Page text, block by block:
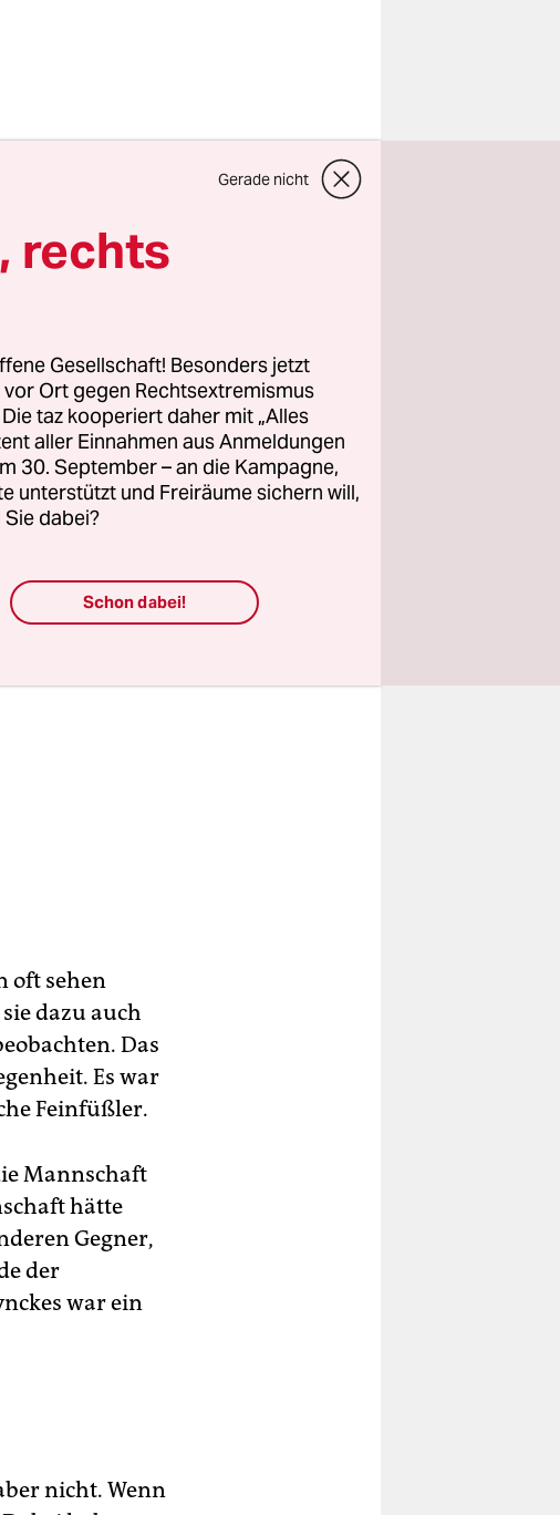
Thomas
in große
Spieler
mit
Barcelona.
als müssten
weiter
gegeben hatte.
Stunden
oft sehen
dazu auch
Das
Es war
Feinfüßler.
Mannschaft
hätte
Gegner,
der
war ein
nicht. Wenn
Gerade nicht
rechts
Gesellschaft! Besonders jetzt
Ort gegen Rechtsextremismus
taz kooperiert daher mit „Alles
aller Einnahmen aus Anmeldungen
30. September – an die Kampagne,
unterstützt und Freiräume sichern will,
dabei?
Schon dabei!